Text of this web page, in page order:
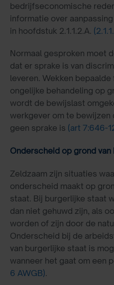
bedrijfseconomische
informatie over
in hoofdstuk 2.1.1.2.A.
Normaal gesproken moet
dat er sprake is van
leveren. Wekken
ongelijke behandeling op
wordt de bewijslast
werkgever om te bewijzen
geen sprake is (art 7:646-
Onderscheid op grond
Zeldzaam zijn situaties
onderscheid maakt op
staat. Bij burgerlijke staat
dan niet gehuwd zijn, als
worden of zijn door de
Onderscheid bij de
van burgerlijke staat is
wanneer het gaat om een
6 AWGB).